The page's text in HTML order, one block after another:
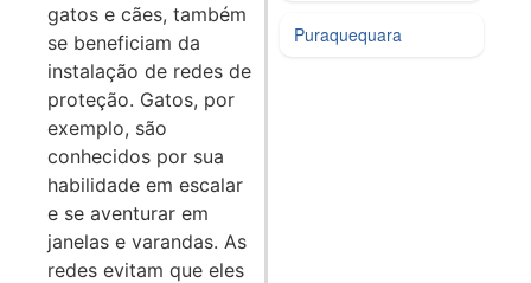
gatos e cães, também
se beneficiam da
instalação de redes de
proteção. Gatos, por
exemplo, são
conhecidos por sua
habilidade em escalar
e se aventurar em
janelas e varandas. As
redes evitam que eles
Puraquequara